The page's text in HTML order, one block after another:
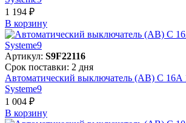
1 194 ₽
В корзинy
Артикул: S9F22116
Срок поставки: 2 дня
Автоматический выключатель (АВ) C 16A
Systeme9
1 004 ₽
В корзинy